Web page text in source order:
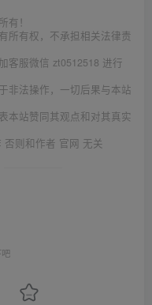
！
所有权，不承担相关法律责
客服微信 zt0512518 进行
非法操作，一切后果与本站
本站赞同其观点和对其真实
否则和作者 官网 无关